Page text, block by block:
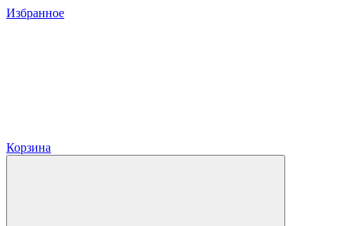
Избранное
Корзина